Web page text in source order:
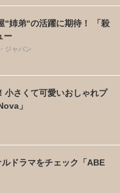
“姉弟“の活躍に期待！ 「殺
ー
ジャパン
小さくて可愛いおしゃれプ
」
ドラマをチェック「ABE